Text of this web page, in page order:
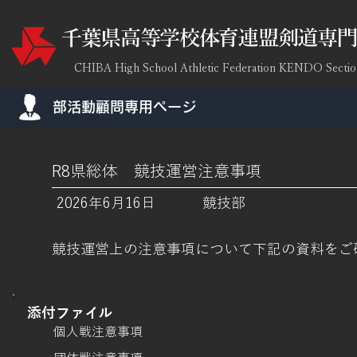
千葉県高等学校体育連盟剣道専
CHIBA High School Athletic Federation KENDO
​部活動顧問専用ページ
R8県総体 競技運営注意事項
2026年6月16日 競技部
競技運営上の注意事項について下記の資料を
添付ファイル
個人戦注意事項